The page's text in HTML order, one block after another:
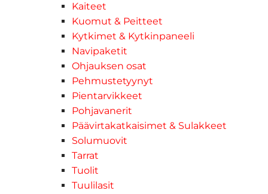
Kaiteet
Kuomut & Peitteet
Kytkimet & Kytkinpaneeli
Navipaketit
Ohjauksen osat
Pehmustetyynyt
Pientarvikkeet
Pohjavanerit
Päävirtakatkaisimet & Sulakkeet
Solumuovit
Tarrat
Tuolit
Tuulilasit